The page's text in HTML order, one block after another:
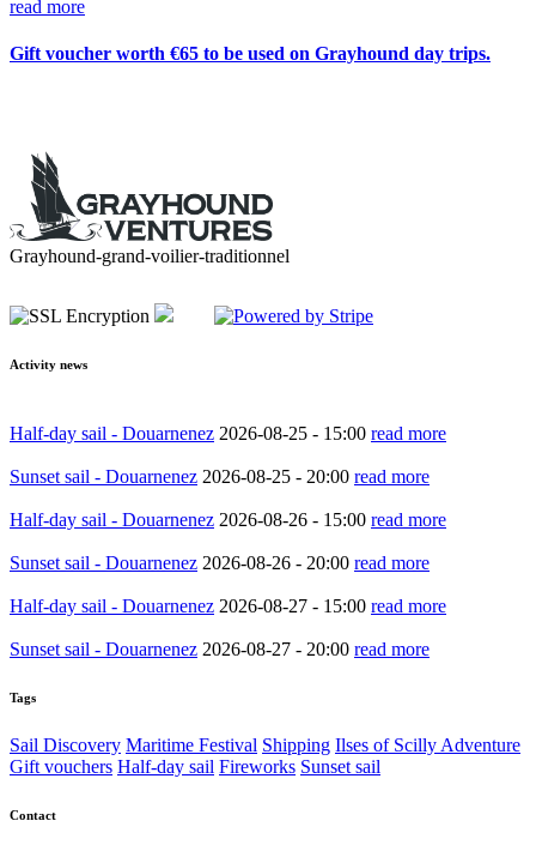
read more
Gift voucher worth €65 to be used on Grayhound day trips.
Grayhound-grand-voilier-traditionnel
Activity news
Half-day sail - Douarnenez 2026-08-25 - 15:00 read more
Sunset sail - Douarnenez 2026-08-25 - 20:00 read more
Half-day sail - Douarnenez 2026-08-26 - 15:00 read more
Sunset sail - Douarnenez 2026-08-26 - 20:00 read more
Half-day sail - Douarnenez 2026-08-27 - 15:00 read more
Sunset sail - Douarnenez 2026-08-27 - 20:00 read more
Tags
Sail Discovery Maritime Festival Shipping Ilses of Scilly Adventure
Gift vouchers Half-day sail Fireworks Sunset sail
Contact